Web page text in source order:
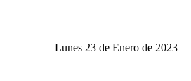
Lunes 23 de Enero de 2023